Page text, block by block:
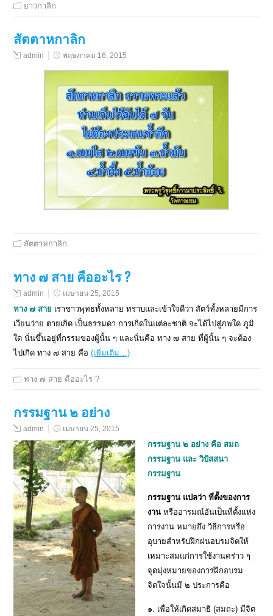
ยาวกาลิก
สัตตาหกาลิก
admin พฤษภาคม 16, 2015
สัตตาหกาลิก
ทาง ๗ สาย คืออะไร ?
admin เมษายน 25, 2015
ทาง ๗ สาย เราชาวพุทธทั้งหลาย ทราบและเข้าใจดีว่า สัตว์ทั้งหลายมีการ
เวียนว่าย ตายเกิด เป็นธรรมดา การเกิดในแต่ละชาติ จะได้ไปสู่ภพใด ภูมิ
ใด นั่นขึ้นอยู่ที่กรรมของผู้นั้น ๆ และนั่นคือ ทาง ๗ สาย ที่ผู้นั้น ๆ จะต้อง
ไปเกิด ทาง ๗ สาย คือ(เพิ่มเติม…)
ทาง ๗ สาย คืออะไร ?
กรรมฐาน ๒ อย่าง
admin เมษายน 25, 2015
กรรมฐาน ๒ อย่าง คือ สมถ
กรรมฐาน และ วิปัสสนา
กรรมฐาน
กรรมฐาน แปลว่า ที่ตั้งของการ
งาน หรืออารมณ์อันเป็นที่ตั้งแห่ง
การงาน หมายถึง วิธีการหรือ
อุบายสำหรับฝึกฝนอบรมจิตให้
เหมาะสมแก่การใช้งานคร่าว ๆ
จุดมุ่งหมายของการฝึกอบรม
จิตใจนั้นมี ๒ ประการคือ
๑. เพื่อให้เกิดสมาธิ (สมถะ) มีจิต